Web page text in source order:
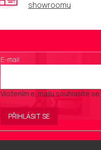
showroomu
E-mail
Vložením e-mailu souhlasíte se
PŘIHLÁSIT SE